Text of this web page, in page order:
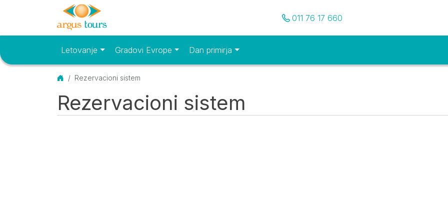
Pozovite nas
011 76 17 660
Osnovni meniLetovanje Gradovi Evrope Dan primirja
Početna
Rezervacioni sistem
Rezervacioni sistem